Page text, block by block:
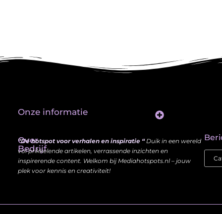
Over
Bedrijf
“Dé hotspot voor verhalen en inspiratie “Duik in een wereld
vol prikkelende artikelen, verrassende inzichten en
inspirerende content. Welkom bij Mediahotspots.nl – jouw
plek voor kennis en creativiteit!
Onze informatie